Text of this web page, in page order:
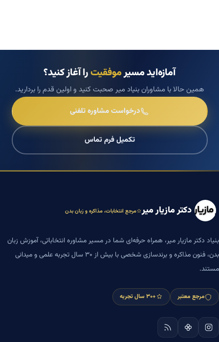
آمازه‌اید مسیرموفقیترا آغاز کنید؟
همین حالا با مشاوران بنیاد میر صحبت کنید و اولین قدم را بردارید.
درخواست مشاوره تلفنی
تکمیل فرم تماس
دکتر مازیار میر مرجع انتخابات، مذاکره و زبان بدن
بنیاد دکتر مازیار میر، همراه حرفه‌ای شما در مسیر مشاوره انتخاباتی، آموزش زبان
بدن، فنون مذاکره و برندسازی شخصی با بیش از ۳۰ سال تجربه علمی و میدانی
مستند.
مرجع معتبر +۳۰ سال تجربه